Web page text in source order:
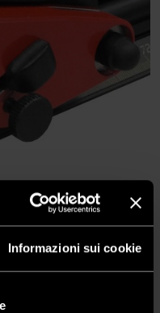
Informazioni sui cookie